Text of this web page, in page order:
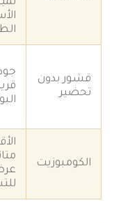
قشور بدون
تحضير
الكومبوزيت